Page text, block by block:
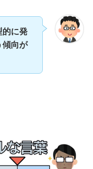
的に発
傾向が